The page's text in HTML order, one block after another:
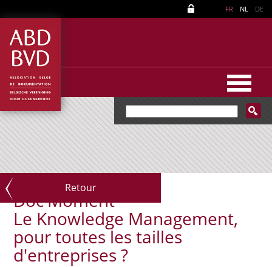
FR NL DE
Retour
Doc'Moment
Le Knowledge Management,
pour toutes les tailles
d'entreprises ?